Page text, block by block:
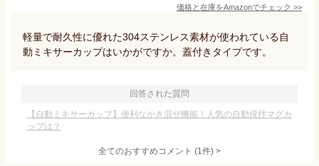
価格と在庫をAmazonでチェック >>
軽量で耐久性に優れた304ステンレス素材が使われている自
動ミキサーカップはいかがですか。蓋付きタイプです。
回答された質問
【自動ミキサーカップ】便利なかき混ぜ機能！人気の自動撹拌マグカ
ップは？
全てのおすすめコメント (1件) >